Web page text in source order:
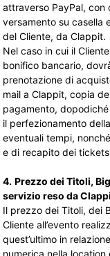
attraverso PayPal,
versamento su casella
del Cliente, da Clappit.
Nel caso in cui il
bonifico bancario,
prenotazione di
mail a Clappit, copia
pagamento,
il perfezionamento
eventuali tempi,
e di recapito dei
4. Prezzo dei Titoli,
servizio reso da
Il prezzo dei Titoli, dei
Cliente all’evento
quest’ultimo in
numerica nella